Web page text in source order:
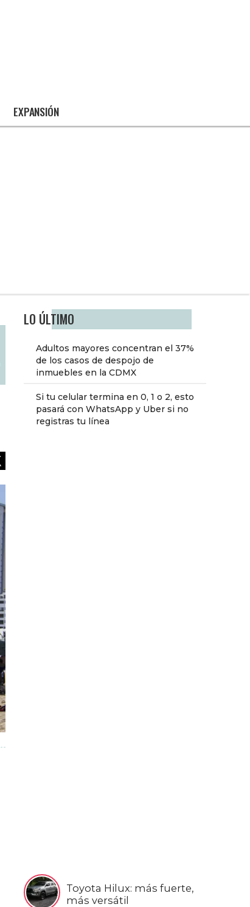
EXPANSIÓN
LO ÚLTIMO
Adultos mayores concentran el 37%
de los casos de despojo de
inmuebles en la CDMX
Si tu celular termina en 0, 1 o 2, esto
pasará con WhatsApp y Uber si no
registras tu línea
Toyota Hilux: más fuerte,
más versátil